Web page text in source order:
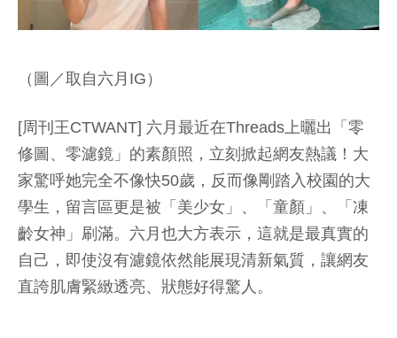
（圖／取自六月IG）
[周刊王CTWANT] 六月最近在Threads上曬出「零
修圖、零濾鏡」的素顏照，立刻掀起網友熱議！大
家驚呼她完全不像快50歲，反而像剛踏入校園的大
學生，留言區更是被「美少女」、「童顏」、「凍
齡女神」刷滿。六月也大方表示，這就是最真實的
自己，即使沒有濾鏡依然能展現清新氣質，讓網友
直誇肌膚緊緻透亮、狀態好得驚人。